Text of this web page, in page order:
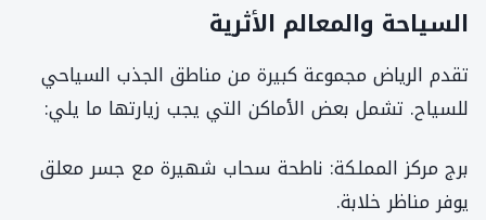
السياحة والمعالم الأثرية
تقدم الرياض مجموعة كبيرة من مناطق الجذب السياحي
للسياح. تشمل بعض الأماكن التي يجب زيارتها ما يلي:
برج مركز المملكة: ناطحة سحاب شهيرة مع جسر معلق
يوفر مناظر خلابة.